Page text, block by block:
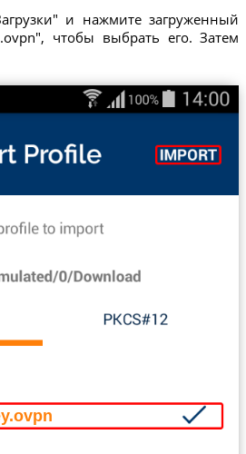
и нажмите загруженный
чтобы выбрать его. Затем